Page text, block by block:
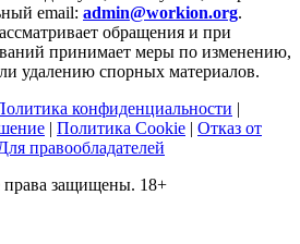
email: admin@workion.org.
обращения и при
принимает меры по изменению,
удалению спорных материалов.
конфиденциальности |
| Политика Cookie | Отказ от
правообладателей
защищены. 18+